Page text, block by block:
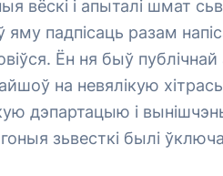
вёскі і апыталі шмат
яму падпісаць разам
Ён ня быў публічнай
на невялікую
дэпартацыю і
зьвесткі былі